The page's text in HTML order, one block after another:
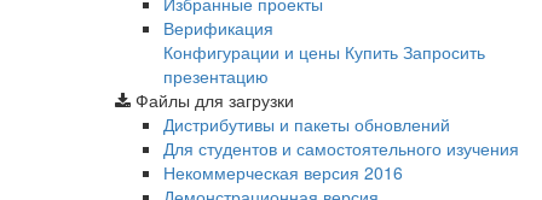
Верификация
Конфигурации и цены Купить Запросить
презентацию
Файлы для загрузки
Дистрибутивы и пакеты обновлений
Для студентов и самостоятельного изучения
Некоммерческая версия 2016